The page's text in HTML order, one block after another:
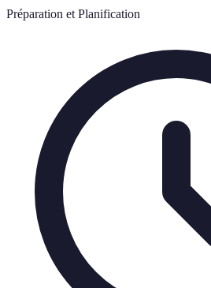
Préparation et Planification